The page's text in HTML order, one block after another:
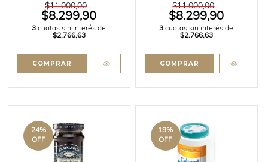
$11.000,00
$8.299,90
3 cuotas sin interés de
$2.766,63
$11.000,00
$8.299,90
3 cuotas sin interés de
$2.766,63
24%
OFF
19%
OFF